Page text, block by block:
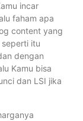
incar
faham apa
content yang
itu
dengan
Kamu bisa
dan LSI jika